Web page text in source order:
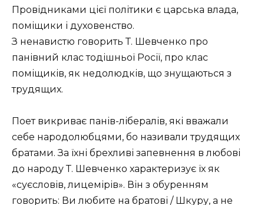
Провідниками цієї політики є царська влада,
поміщики і духовенство.
З ненавистю говорить Т. Шевченко про
панівний клас тодішньої Росії, про клас
поміщиків, як недолюдків, що знущаються з
трудящих.
Поет викриває панів-лібералів, які вважали
себе народолюбцями, бо називали трудящих
братами. За їхні брехливі запевнення в любові
до народу Т. Шевченко характеризує їх як
«суєсловів, лицемірів». Він з обуренням
говорить: Ви любите на братові / Шкуру, а не